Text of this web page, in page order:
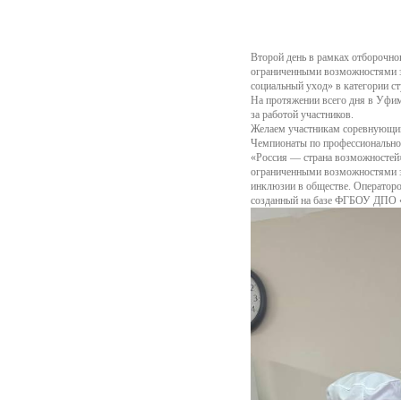
Второй день в рамках
ограниченными возможностями
социальный уход» в категории
На протяжении всего дня в
за работой участников.
Желаем участникам
Чемпионаты по
«Россия — страна
ограниченными возможностями
инклюзии в обществе.
созданный на базе ФГБОУ ДПО